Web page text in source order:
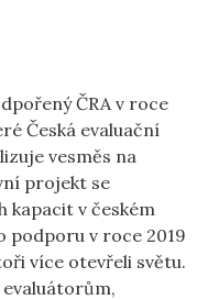
ČRA v roce
Česká evaluační
vesměs na
projekt se
kapacit v českém
podporu v roce 2019
více otevřeli světu.